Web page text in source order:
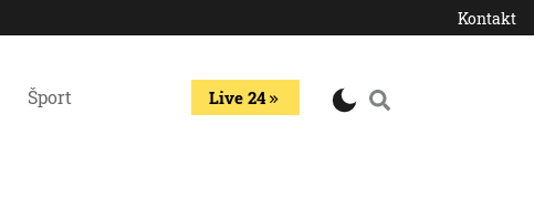
Kontakt
Šport Live 24